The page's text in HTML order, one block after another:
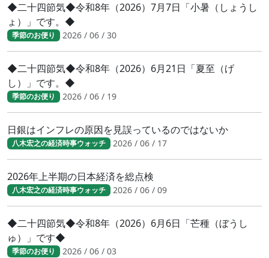
◆二十四節気◆令和8年（2026）7月7日「小暑（しょうし
ょ）」です。◆
季節のお便り 2026 / 06 / 30
◆二十四節気◆令和8年（2026）6月21日「夏至（げ
し）」です。◆
季節のお便り 2026 / 06 / 19
日銀はインフレの原因を見誤っているのではないか
八木宏之の経済時事ウォッチ 2026 / 06 / 17
2026年上半期の日本経済を総点検
八木宏之の経済時事ウォッチ 2026 / 06 / 09
◆二十四節気◆令和8年（2026）6月6日「芒種（ぼうし
ゅ）」です◆
季節のお便り 2026 / 06 / 03